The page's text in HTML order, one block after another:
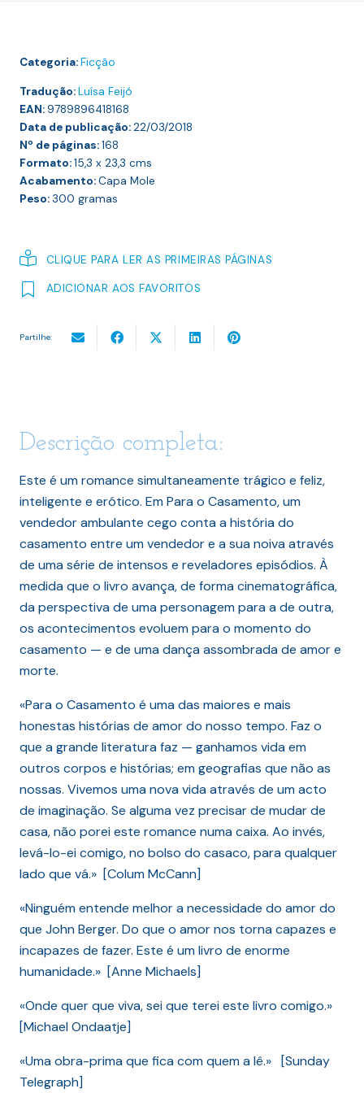
Categoria:Ficção
Tradução:Luísa Feijó
EAN:9789896418168
Data de publicação:22/03/2018
Nº de páginas:168
Formato:15,3 x 23,3 cms
Acabamento:Capa Mole
Peso:300 gramas
CLIQUE PARA LER AS PRIMEIRAS PÁGINAS
ADICIONAR AOS FAVORITOS
Partilhe:
Descrição completa:
Este é um romance simultaneamente trágico e feliz,
inteligente e erótico. Em Para o Casamento, um
vendedor ambulante cego conta a história do
casamento entre um vendedor e a sua noiva através
de uma série de intensos e reveladores episódios. À
medida que o livro avança, de forma cinematográfica,
da perspectiva de uma personagem para a de outra,
os acontecimentos evoluem para o momento do
casamento — e de uma dança assombrada de amor e
morte.
«Para o Casamento é uma das maiores e mais
honestas histórias de amor do nosso tempo. Faz o
que a grande literatura faz — ganhamos vida em
outros corpos e histórias; em geografias que não as
nossas. Vivemos uma nova vida através de um acto
de imaginação. Se alguma vez precisar de mudar de
casa, não porei este romance numa caixa. Ao invés,
levá-lo-ei comigo, no bolso do casaco, para qualquer
lado que vá.» [Colum McCann]
«Ninguém entende melhor a necessidade do amor do
que John Berger. Do que o amor nos torna capazes e
incapazes de fazer. Este é um livro de enorme
humanidade.» [Anne Michaels]
«Onde quer que viva, sei que terei este livro comigo.»
[Michael Ondaatje]
«Uma obra-prima que fica com quem a lê.» [Sunday
Telegraph]